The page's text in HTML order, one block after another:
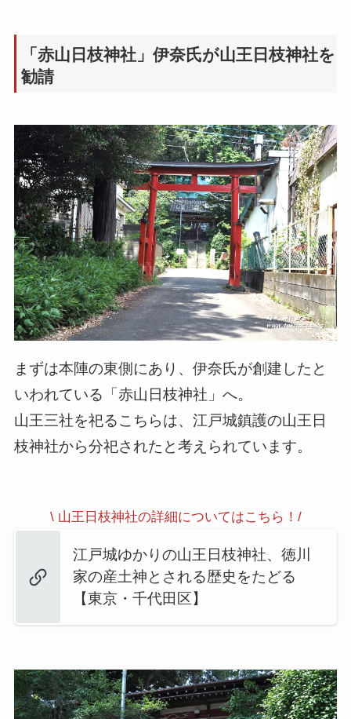
「赤山日枝神社」伊奈氏が山王日枝神社を
勧請
まずは本陣の東側にあり、伊奈氏が創建したと
いわれている「赤山日枝神社」へ。
山王三社を祀るこちらは、江戸城鎮護の山王日
枝神社から分祀されたと考えられています。
\ 山王日枝神社の詳細についてはこちら！/
江戸城ゆかりの山王日枝神社、徳川
家の産土神とされる歴史をたどる
【東京・千代田区】